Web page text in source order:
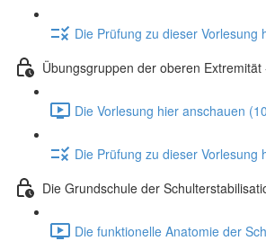
Die Prüfung zu dieser Vorlesung
Übungsgruppen der oberen
Die Vorlesung hier anschauen
Die Prüfung zu dieser Vorlesung
Die Grundschule der
Die funktionelle Anatomie der